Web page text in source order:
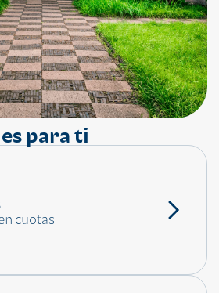
ayuda?
para ti
cuotas